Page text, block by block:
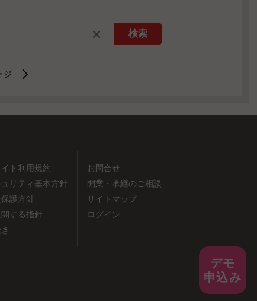
デモ
申込み
検索
ジ
ト利用規約
リティ基本方針
護方針
する指針
お問合せ
開業・承継のご相談
サイトマップ
ログイン